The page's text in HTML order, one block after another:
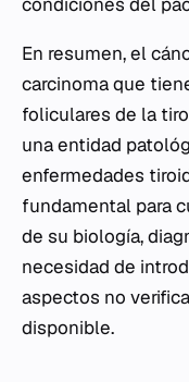
En resumen, el
carcinoma que
foliculares de la
una entidad
enfermedades
fundamental para
de su biología,
necesidad de
aspectos no
disponible.